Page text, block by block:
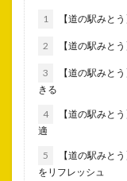
1 【道の駅みと
2 【道の駅みと
3
【道の駅みと
きる
4
【道の駅みと
適
5
【道の駅みと
をリフレッシュ